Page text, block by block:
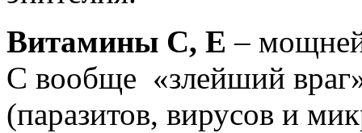
Витамины С, Е–
С вообще «злейший
(паразитов, вирусов и